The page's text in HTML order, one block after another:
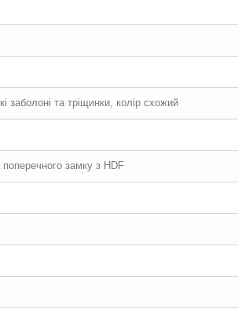
заболоні та тріщинки, колір схожий
замку з HDF